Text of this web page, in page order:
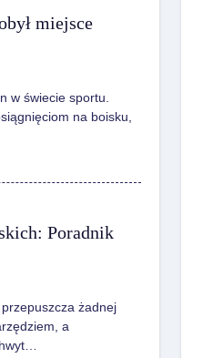
miejsce
w świecie sportu.
na boisku,
Poradnik
żadnej
a